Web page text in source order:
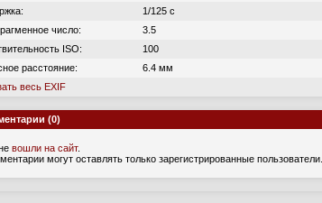
1/125 с
число:
3.5
ISO:
100
расстояние:
6.4 мм
весь EXIF
(0)
вошли на сайт.
могут оставлять только зарегистрированные пользователи.